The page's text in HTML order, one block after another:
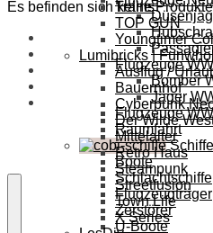
Flugzeuge
Bomber
Jäger WW
Flugzeuge
Raumfahrt
Schiffe
Boote
Schlachtschiffe
Flugzeugträger
Zerstörer
U-Boote
Trains
TOP GUN
Youngtimer
Lumibricks |
Ausflug /
Bauernhof
Cyberpunk
Der Wilde
Mittelalter
Retro Haus
Steampunk
Streetfusion
Town Life
X Series
Es befinden sich keine